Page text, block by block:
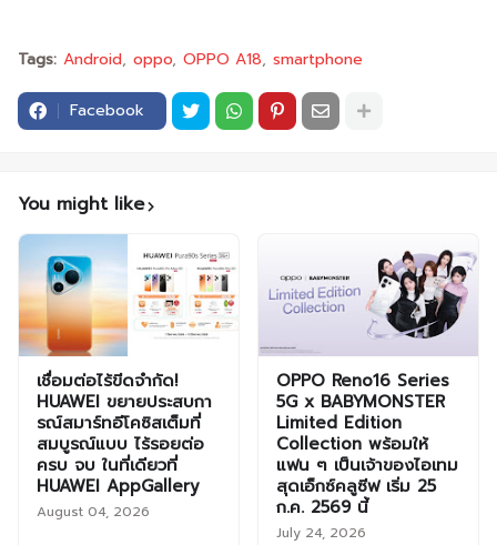
Tags: Android oppo OPPO A18 smartphone
Facebook
You might like
เชื่อมต่อไร้ขีดจำกัด!
HUAWEI ขยายประสบกา
รณ์สมาร์ทอีโคซิสเต็มที่
สมบูรณ์แบบ ไร้รอยต่อ
ครบ จบ ในที่เดียวที่
HUAWEI AppGallery
August 04, 2026
OPPO Reno16 Series
5G x BABYMONSTER
Limited Edition
Collection พร้อมให้
แฟน ๆ เป็นเจ้าของไอเทม
สุดเอ็กซ์คลูซีฟ เริ่ม 25
ก.ค. 2569 นี้
July 24, 2026